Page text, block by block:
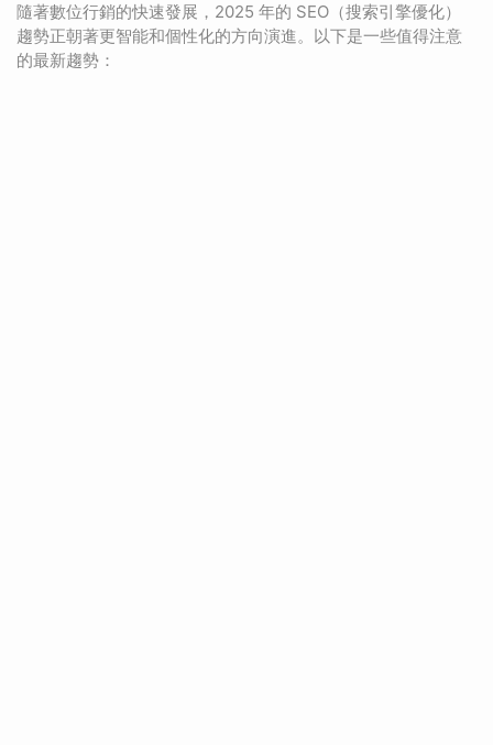
隨著數位行銷的快速發展，2025 年的 SEO（搜索引擎優化）
趨勢正朝著更智能和個性化的方向演進。以下是一些值得注意
的最新趨勢：